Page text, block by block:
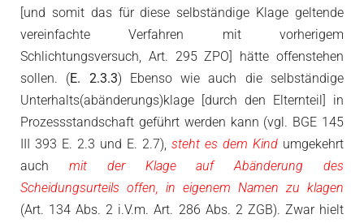
[und somit das für diese selbständige Klage geltende
vereinfachte Verfahren mit vorherigem
Schlichtungsversuch, Art. 295 ZPO] hätte offenstehen
sollen. (E. 2.3.3) Ebenso wie auch die selbständige
Unterhalts(abänderungs)klage [durch den Elternteil] in
Prozessstandschaft geführt werden kann (vgl. BGE 145
III 393 E. 2.3 und E. 2.7), steht es dem Kind umgekehrt
auch mit der Klage auf Abänderung des
Scheidungsurteils offen, in eigenem Namen zu klagen
(Art. 134 Abs. 2 i.V.m. Art. 286 Abs. 2 ZGB). Zwar hielt